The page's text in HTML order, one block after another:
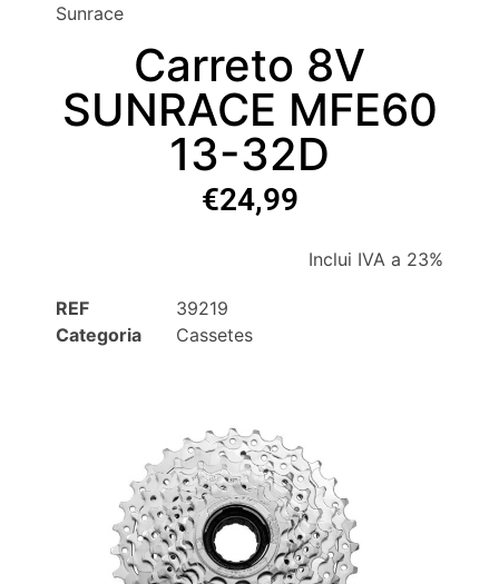
Sunrace
Carreto 8V
SUNRACE MFE60
13-32D
€24,99
Inclui IVA a 23%
REF
39219
Categoria
Cassetes